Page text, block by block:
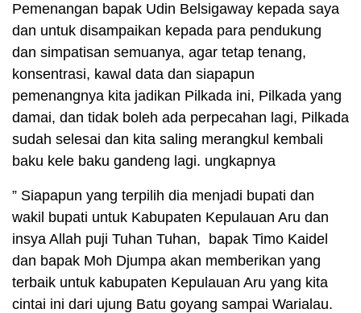
Pemenangan bapak Udin Belsigaway kepada saya
dan untuk disampaikan kepada para pendukung
dan simpatisan semuanya, agar tetap tenang,
konsentrasi, kawal data dan siapapun
pemenangnya kita jadikan Pilkada ini, Pilkada yang
damai, dan tidak boleh ada perpecahan lagi, Pilkada
sudah selesai dan kita saling merangkul kembali
baku kele baku gandeng lagi. ungkapnya
” Siapapun yang terpilih dia menjadi bupati dan
wakil bupati untuk Kabupaten Kepulauan Aru dan
insya Allah puji Tuhan Tuhan, bapak Timo Kaidel
dan bapak Moh Djumpa akan memberikan yang
terbaik untuk kabupaten Kepulauan Aru yang kita
cintai ini dari ujung Batu goyang sampai Warialau.